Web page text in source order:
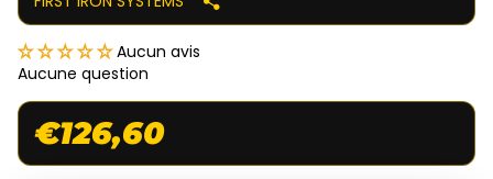
Aucun avis
Aucune question
€126,60